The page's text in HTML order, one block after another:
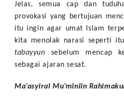
Jelas, semua cap dan
provokasi yang bertujuan
itu ingin agar umat Islam
kita menolak narasi seperti
tabayyun sebelum mencap
sebagai ajaran sesat.
Ma’asyiral Mu’miniin